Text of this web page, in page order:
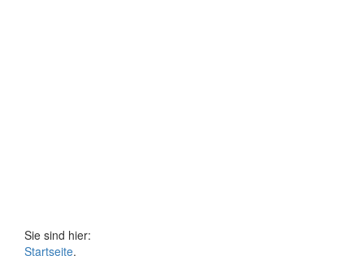
Sie sind hier:
Startseite.